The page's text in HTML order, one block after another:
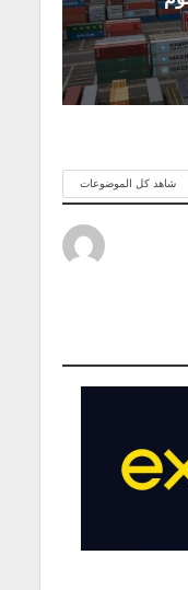
شاهد كل الموضوعات